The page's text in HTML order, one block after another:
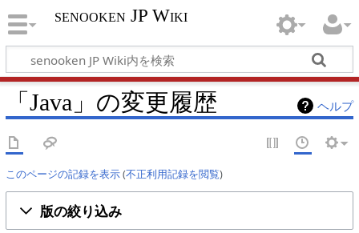
senooken JP Wiki
ヘルプ
「Java」の変更履歴
このページの記録を表示(不正利用記録を閲覧)
版の絞り込み